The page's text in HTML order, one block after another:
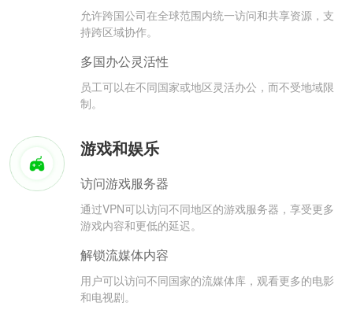
允许跨国公司在全球范围内统一访问和共享资源，支
持跨区域协作。
多国办公灵活性
员工可以在不同国家或地区灵活办公，而不受地域限
制。
游戏和娱乐
访问游戏服务器
通过VPN可以访问不同地区的游戏服务器，享受更多
游戏内容和更低的延迟。
解锁流媒体内容
用户可以访问不同国家的流媒体库，观看更多的电影
和电视剧。